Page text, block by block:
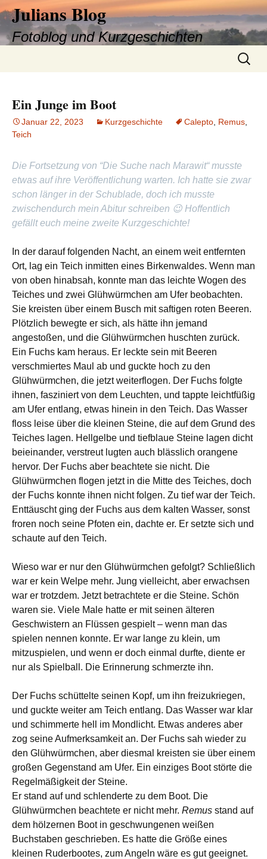
Julians Blog
Fotoblog und Kurzgeschichten
Suchen
nach:
Ein Junge im Boot
Januar 22, 2023 Kurzgeschichte Calepto Remus
Teich
Die Fortsetzung von “Die Suche nach Marawit“ musste
etwas auf ihre Veröffentlichung warten. Ich hatte sie zwar
schon länger in der Schublade, doch ich musste
zwischendurch mein Abitur schreiben 😉 Hoffentlich
gefällt euch meine zweite Kurzgeschichte!
In der darauf folgenden Nacht, an einem weit entfernten
Ort, lag ein Teich inmitten eines Birkenwaldes. Wenn man
von oben hinabsah, konnte man das leichte Wogen des
Teiches und zwei Glühwürmchen am Ufer beobachten.
Sie kreisten über einem Busch mit saftigen roten Beeren.
Plötzlich bewegte er sich, als hätte ihn jemand
angestoßen, und die Glühwürmchen huschten zurück.
Ein Fuchs kam heraus. Er leckte sein mit Beeren
verschmiertes Maul ab und guckte hoch zu den
Glühwürmchen, die jetzt weiterflogen. Der Fuchs folgte
ihnen, fasziniert von dem Leuchten, und tappte leichtfüßig
am Ufer entlang, etwas hinein in den Teich. Das Wasser
floss leise über die kleinen Steine, die auf dem Grund des
Teiches lagen. Hellgelbe und tiefblaue Steine lagen dicht
beieinander, verstreut lugten auch blässlich orangene
hervor. Der Fuchs aber beachtete sie nicht. Die
Glühwürmchen flogen jetzt in die Mitte des Teiches, doch
der Fuchs konnte ihnen nicht folgen. Zu tief war der Teich.
Enttäuscht ging der Fuchs aus dem kalten Wasser, sonst
froren noch seine Pfoten ein, dachte er. Er setzte sich und
schaute auf den Teich.
Wieso war er nur den Glühwürmchen gefolgt? Schließlich
war er kein Welpe mehr. Jung vielleicht, aber erwachsen
war er trotzdem. Jetzt betrachtete er die Steine. Schön
waren sie. Viele Male hatte er mit seinen älteren
Geschwistern an Flüssen gespielt – wenn man das
spielen nennen konnte. Er war lange zu klein, um
mitzuspielen, und wenn er doch einmal durfte, diente er
nur als Spielball. Die Erinnerung schmerzte ihn.
Der Fuchs schüttelte seinen Kopf, um ihn freizukriegen,
und guckte weiter am Teich entlang. Das Wasser war klar
und schimmerte hell im Mondlicht. Etwas anderes aber
zog seine Aufmerksamkeit an. Der Fuchs sah wieder zu
den Glühwürmchen, aber diesmal kreisten sie über einem
großen Gegenstand am Ufer. Ein einziges Boot störte die
Regelmäßigkeit der Steine.
Er stand auf und schlenderte zu dem Boot. Die
Glühwürmchen beachtete er nicht mehr. Remus stand auf
dem hölzernen Boot in geschwungenen weißen
Buchstaben geschrieben. Es hatte die Größe eines
kleinen Ruderbootes, zum Angeln wäre es gut geeignet.